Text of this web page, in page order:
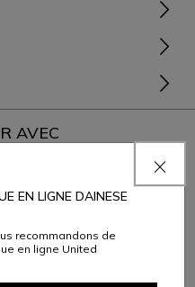
AVEC
EN LIGNE DAINESE
recommandons de
en ligne United